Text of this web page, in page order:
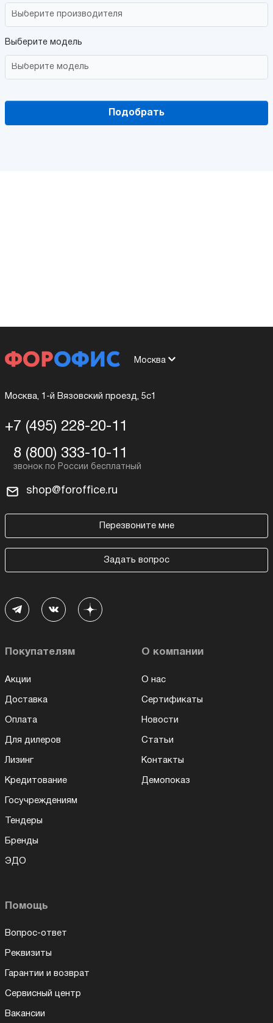
Выберите модель
Подобрать
Москва
Москва, 1-й Вязовский проезд, 5с1
+7 (495) 228-20-11
8 (800) 333-10-11
shop@foroffice.ru
Перезвоните мне
Задать вопрос
Покупателям
Акции
Доставка
Оплата
Для дилеров
Лизинг
Кредитование
Госучреждениям
Тендеры
Бренды
ЭДО
О компании
О нас
Сертификаты
Новости
Статьи
Контакты
Демопоказ
Помощь
Вопрос-ответ
Реквизиты
Гарантии и возврат
Сервисный центр
Вакансии